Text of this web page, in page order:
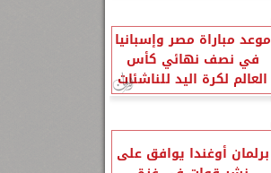
موعد مباراة مصر وإسبانيا
في نصف نهائي كأس
العالم لكرة اليد للناشئات
برلمان أوغندا يوافق على